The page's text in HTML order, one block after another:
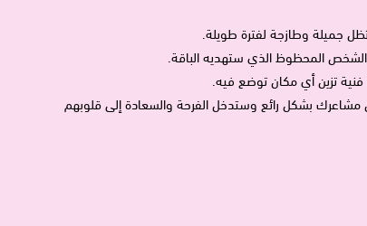
تظل جميلة وطازجة لفترة طويلة.
الشخص المحظوظ الذي ستهديه الباقة.
تزين أي مكان توضع فيه.
مشاعرك بشكل رائع وستدخل الفرحة والسعادة إلى قلوبهم